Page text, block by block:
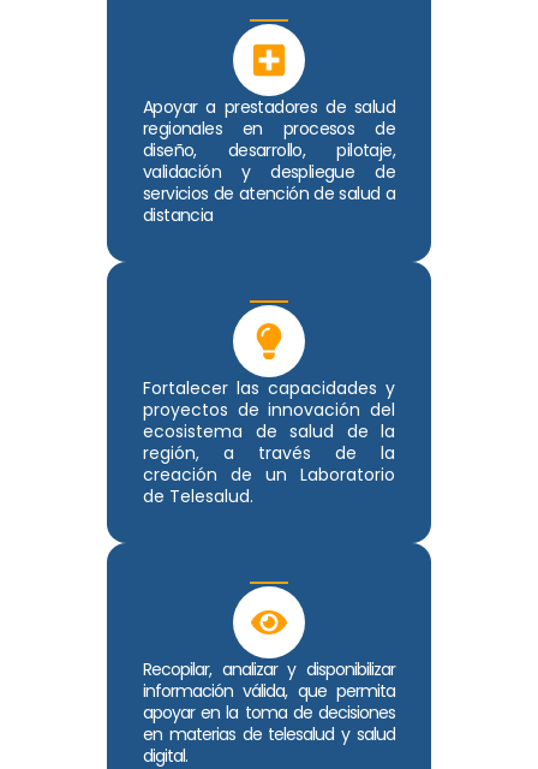
Apoyar a prestadores de salud
regionales en procesos de
diseño, desarrollo, pilotaje,
validación y despliegue de
servicios de atención de salud a
distancia
Fortalecer las capacidades y
proyectos de innovación del
ecosistema de salud de la
región, a través de la
creación de un Laboratorio
de Telesalud.
Recopilar, analizar y disponibilizar
información válida, que permita
apoyar en la toma de decisiones
en materias de telesalud y salud
digital.